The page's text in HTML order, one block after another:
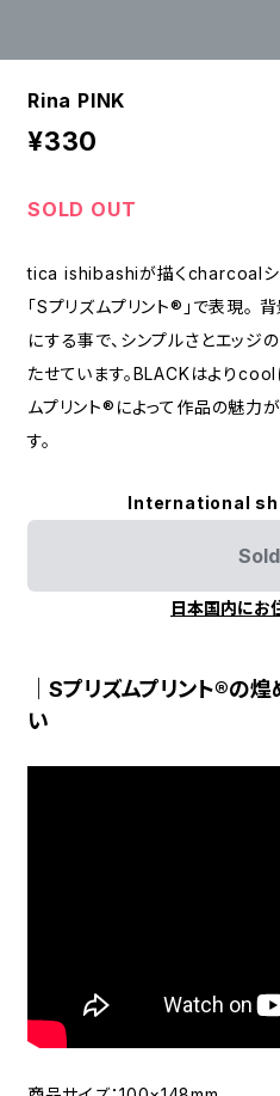
Rina PINK
¥330
SOLD OUT
tica ishibashiが描くcharcoalシ
「Sプリズムプリント®」で表現。
にする事で、シンプルさとエッジ
たせています。BLACKはより
ムプリント®によって作品の魅力
す。
International
日本国内にお
｜Sプリズムプリント®の
い